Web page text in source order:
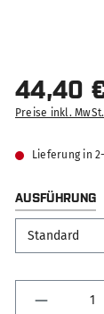
44,40
Preise inkl.
Lieferung in
AUSFÜHRUNG